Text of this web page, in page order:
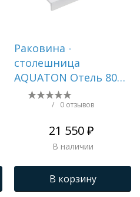
Раковина -
столешница
AQUATON Отель 800,
белая ()
1A70063NOT010
/ 0 отзывов
21 550 ₽
В наличии
В корзину